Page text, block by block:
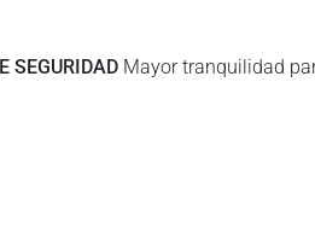
SEGURIDAD Mayor tranquilidad